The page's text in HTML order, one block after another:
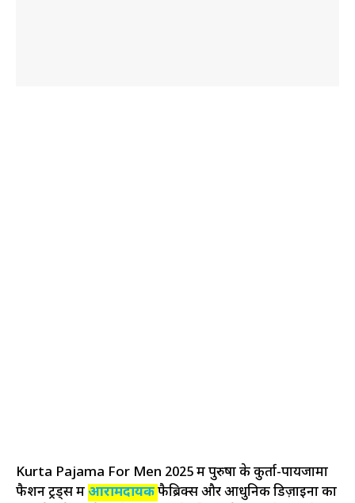
Kurta Pajama For Men 2025 में पुरुषों के कुर्ता-पायजामा
फैशन ट्रेंड्स मेंआरामदायकफैब्रिक्स और आधुनिक डिज़ाइनों का